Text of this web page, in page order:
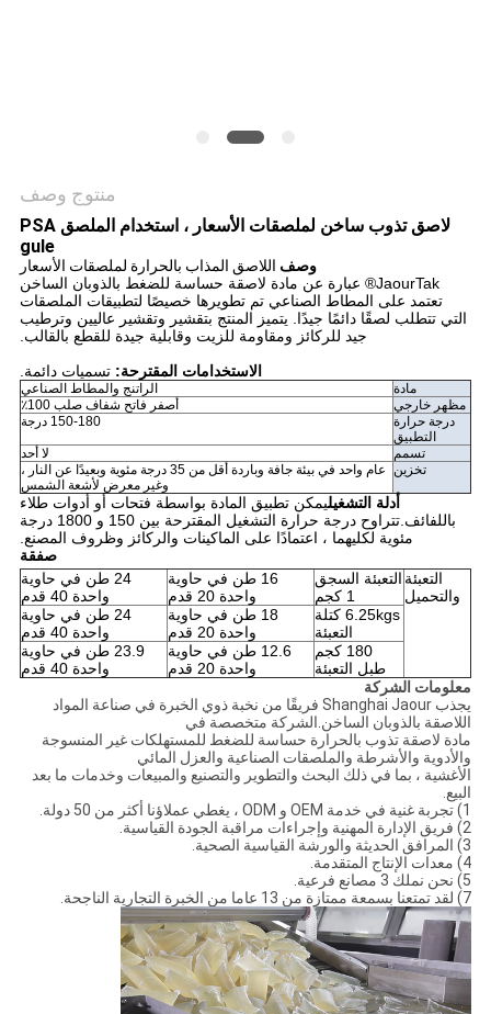
منتوج وصف
لاصق تذوب ساخن لملصقات الأسعار ، استخدام الملصق PSA
gule
وصف اللاصق المذاب بالحرارة لملصقات الأسعار
JaourTak® عبارة عن مادة لاصقة حساسة للضغط بالذوبان الساخن
تعتمد على المطاط الصناعي تم تطويرها خصيصًا لتطبيقات الملصقات
التي تتطلب لصقًا دائمًا جيدًا. يتميز المنتج بتقشير وتقشير عاليين وترطيب
جيد للركائز ومقاومة للزيت وقابلية جيدة للقطع بالقالب.
الاستخدامات المقترحة:تسميات دائمة.
مادة
الراتنج والمطاط الصناعي
مظهر خارجي
أصفر فاتح شفاف صلب 100٪
درجة حرارة
التطبيق
150-180 درجة
تسمم
لا أحد
تخزين
عام واحد في بيئة جافة وباردة أقل من 35 درجة مئوية وبعيدًا عن النار ،
وغير معرض لأشعة الشمس
أدلة التشغيليمكن تطبيق المادة بواسطة فتحات أو أدوات طلاء
باللفائف.تتراوح درجة حرارة التشغيل المقترحة بين 150 و 1800 درجة
مئوية لكليهما ، اعتمادًا على الماكينات والركائز وظروف المصنع.
صفقة
التعبئة
والتحميل
التعبئة السجق
1 كجم
16 طن في حاوية
واحدة 20 قدم
24 طن في حاوية
واحدة 40 قدم
6.25kgs كتلة
التعبئة
18 طن في حاوية
واحدة 20 قدم
24 طن في حاوية
واحدة 40 قدم
180 كجم
طبل التعبئة
12.6 طن في حاوية
واحدة 20 قدم
23.9 طن في حاوية
واحدة 40 قدم
معلومات الشركة
يجذب Shanghai Jaour فريقًا من نخبة ذوي الخبرة في صناعة المواد
اللاصقة بالذوبان الساخن.الشركة متخصصة في
مادة لاصقة تذوب بالحرارة حساسة للضغط للمستهلكات غير المنسوجة
والأدوية والأشرطة والملصقات الصناعية والعزل المائي
الأغشية ، بما في ذلك البحث والتطوير والتصنيع والمبيعات وخدمات ما بعد
البيع.
1) تجربة غنية في خدمة OEM و ODM ، يغطي عملاؤنا أكثر من 50 دولة.
2) فريق الإدارة المهنية وإجراءات مراقبة الجودة القياسية.
3) المرافق الحديثة والورشة القياسية الصحية.
4) معدات الإنتاج المتقدمة.
5) نحن نملك 3 مصانع فرعية.
7) لقد تمتعنا بسمعة ممتازة من 13 عاما من الخبرة التجارية الناجحة.